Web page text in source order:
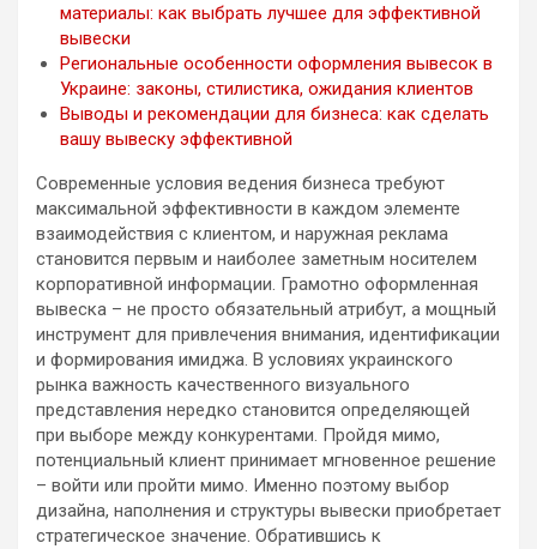
материалы: как выбрать лучшее для эффективной
вывески
Региональные особенности оформления вывесок в
Украине: законы, стилистика, ожидания клиентов
Выводы и рекомендации для бизнеса: как сделать
вашу вывеску эффективной
Современные условия ведения бизнеса требуют
максимальной эффективности в каждом элементе
взаимодействия с клиентом, и наружная реклама
становится первым и наиболее заметным носителем
корпоративной информации. Грамотно оформленная
вывеска – не просто обязательный атрибут, а мощный
инструмент для привлечения внимания, идентификации
и формирования имиджа. В условиях украинского
рынка важность качественного визуального
представления нередко становится определяющей
при выборе между конкурентами. Пройдя мимо,
потенциальный клиент принимает мгновенное решение
– войти или пройти мимо. Именно поэтому выбор
дизайна, наполнения и структуры вывески приобретает
стратегическое значение. Обратившись к